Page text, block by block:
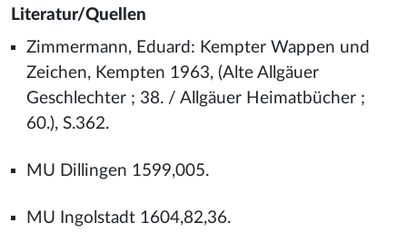
Literatur/Quellen
Zimmermann, Eduard: Kempter Wappen und
Zeichen, Kempten 1963, (Alte Allgäuer
Geschlechter ; 38. / Allgäuer Heimatbücher ;
60.), S.362.
MU Dillingen 1599,005.
MU Ingolstadt 1604,82,36.